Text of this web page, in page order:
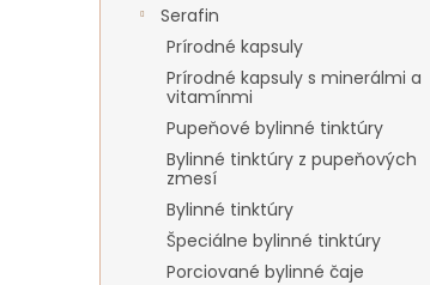
Serafin
Prírodné kapsuly
Prírodné kapsuly s minerálmi a
vitamínmi
Pupeňové bylinné tinktúry
Bylinné tinktúry z pupeňových
zmesí
Bylinné tinktúry
Špeciálne bylinné tinktúry
Porciované bylinné čaje